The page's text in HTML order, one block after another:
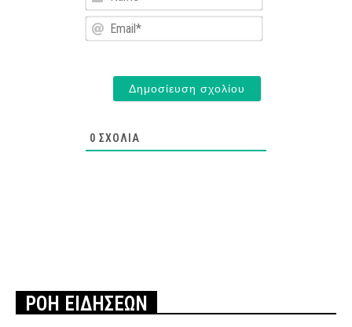
Email*
0 ΣΧΌΛΙΑ
ΡΟΗ ΕΙΔΗΣΕΩΝ